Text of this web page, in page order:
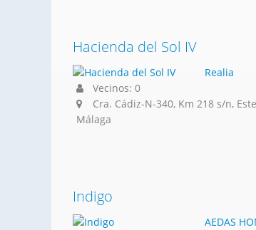
Hacienda del Sol IV
Realia
Vecinos: 0
Cra. Cádiz-N-340, Km 218 s/n,
Málaga
Indigo
AEDAS